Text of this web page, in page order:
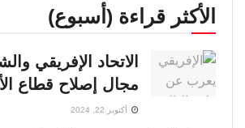
الأكثر قراءة (أسبوع)
الاتحاد الإفريقي
مجال إصلاح قطاع
أكتوبر 22, 2024